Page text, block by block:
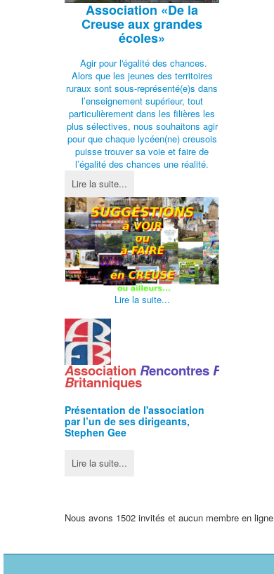
Association «De la
Creuse aux grandes
écoles»
Agir pour l'égalité des chances.
Alors que les jeunes des territoires
ruraux sont sous-représenté(e)s dans
l’enseignement supérieur, tout
particulièrement dans les filières les
plus sélectives, nous souhaitons agir
pour que chaque lycéen(ne) creusois
puisse trouver sa voie et faire de
l’égalité des chances une réalité.
Lire la suite...
Lire la suite...
AssociationRencontresF
Britanniques
Présentation de l'association
par l’un de ses dirigeants,
Stephen Gee
Lire la suite...
Nous avons 1502 invités et aucun membre en ligne